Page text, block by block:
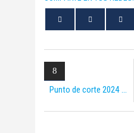
Punto de corte 2024